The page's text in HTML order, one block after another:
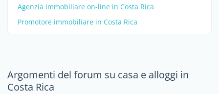
Agenzia immobiliare on-line in Costa Rica
Promotore immobiliare in Costa Rica
Argomenti del forum su casa e alloggi in
Costa Rica